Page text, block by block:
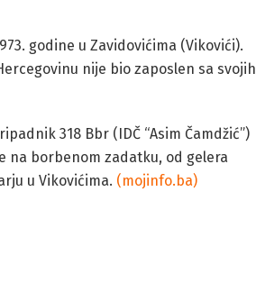
godine u Zavidovićima (Vikovići).
nije bio zaposlen sa svojih
318 Bbr (IDČ “Asim Čamdžić”)
na borbenom zadatku, od gelera
u Vikovićima. (mojinfo.ba)